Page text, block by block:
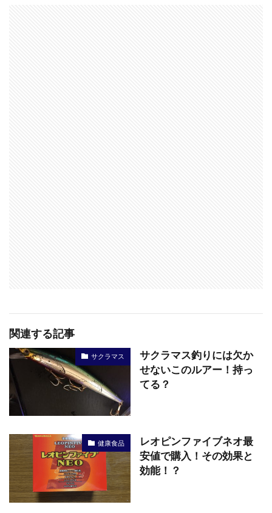
関連する記事
サクラマス
サクラマス釣りには欠か
せないこのルアー！持っ
てる？
健康食品
レオピンファイブネオ最
安値で購入！その効果と
効能！？